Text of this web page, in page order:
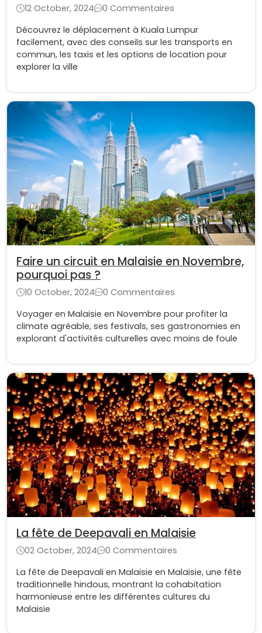
12 October, 2024
0 Commentaires
Découvrez le déplacement à Kuala Lumpur
facilement, avec des conseils sur les transports en
commun, les taxis et les options de location pour
explorer la ville
Faire un circuit en Malaisie en Novembre,
pourquoi pas ?
10 October, 2024
0 Commentaires
Voyager en Malaisie en Novembre pour profiter la
climate agréable, ses festivals, ses gastronomies en
explorant d'activités culturelles avec moins de foule
La fête de Deepavali en Malaisie
02 October, 2024
0 Commentaires
La fête de Deepavali en Malaisie en Malaisie, une fête
traditionnelle hindous, montrant la cohabitation
harmonieuse entre les différentes cultures du
Malaisie